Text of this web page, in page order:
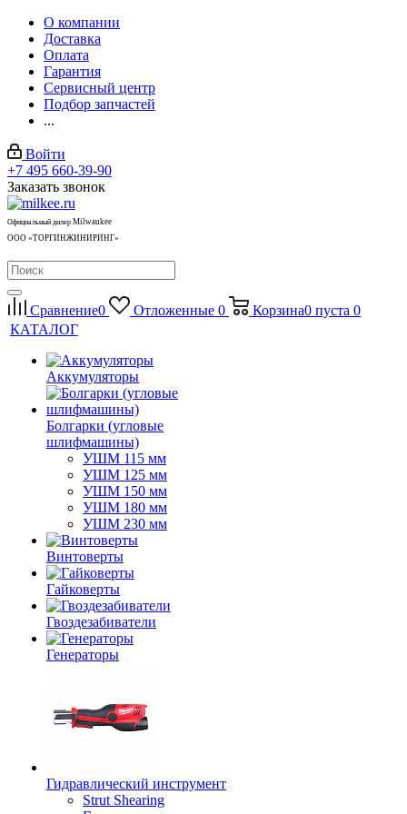
О компании
Доставка
Оплата
Гарантия
Сервисный центр
Подбор запчастей
...
Войти
+7 495 660-39-90
Заказать звонок
Официальный дилер Milwaukee
ООО «ТОРГИНЖИНИРИНГ»
Сравнение0 Отложенные 0 Корзина0 пуста 0
КАТАЛОГ
Аккумуляторы
Болгарки (угловые
шлифмашины)
УШМ 115 мм
УШМ 125 мм
УШМ 150 мм
УШМ 180 мм
УШМ 230 мм
Винтоверты
Гайковерты
Гвоздезабиватели
Генераторы
Гидравлический инструмент
Strut Shearing